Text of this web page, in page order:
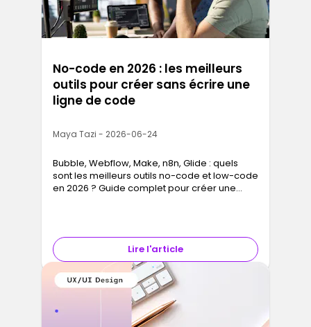
No-code en 2026 : les meilleurs
outils pour créer sans écrire une
ligne de code
Maya Tazi - 2026-06-24
Bubble, Webflow, Make, n8n, Glide : quels
sont les meilleurs outils no-code et low-code
en 2026 ? Guide complet pour créer une
Lire l'article